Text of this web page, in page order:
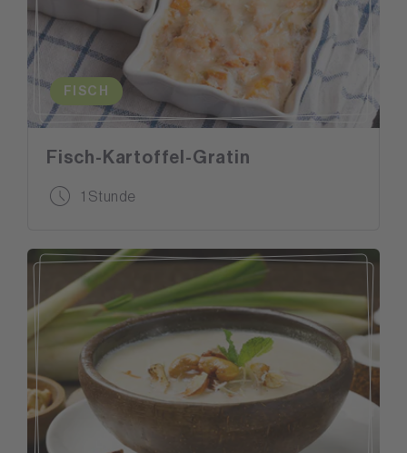
FISCH
Fisch-Kartoffel-Gratin
1 Stunde